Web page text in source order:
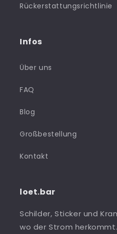
Rückerstattungsrichtlinie
Infos
Über uns
FAQ
Blog
Großbestellung
Kontakt
loet.bar
Schilder, Sticker und
wo der Strom